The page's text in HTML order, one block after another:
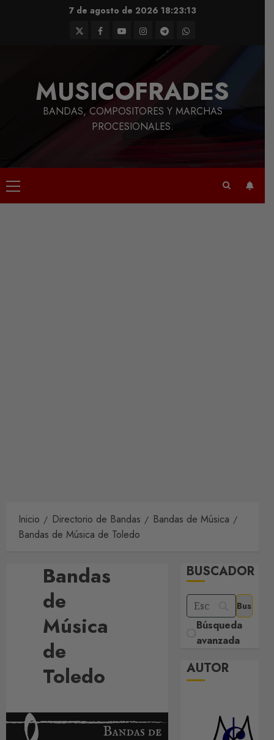
7 de agosto de 2026 18:23:14
TwitterFacebook
YoutubeInstagram
TelegramWhatsApp
MUSICOFRADES
BANDAS, COMPOSITORES Y MARCHAS
PROCESIONALES.
Menú
principal
Inicio Directorio de Bandas
Bandas de Música
Bandas de Música de Toledo
Bandas
de
Música
de
Toledo
BUSCADOR
Búsqueda
avanzada
AUTOR